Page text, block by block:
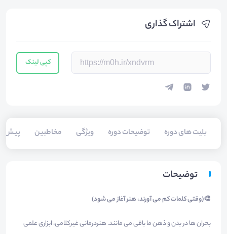
اشتراک گذاری
کپی لینک
بلیت های دوره توضیحات دوره ویژگی مخاطبین
توضیحات
🎨(وقتی کلمات کم می آورند، هنر آغاز می شود)
بحران ها در بدن و ذهن ما باقی می مانند. هنردرمانی غیرکلامی، ابزاری علمی